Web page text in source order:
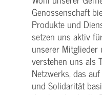
Genossenschaft
Produkte und
setzen uns aktiv
unserer Mitglieder
verstehen uns als
Netzwerks, das
und Solidarität